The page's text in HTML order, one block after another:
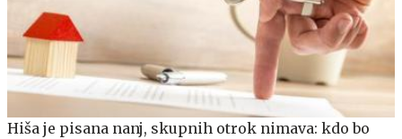
Hiša je pisana nanj, skupnih otrok nimava: kdo bo